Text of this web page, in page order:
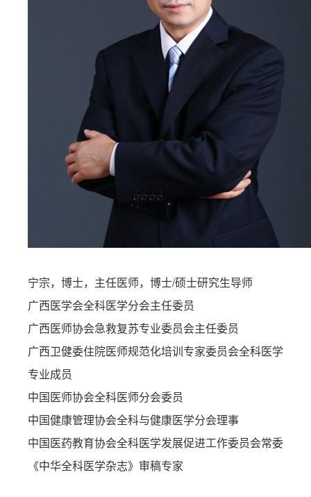
宁宗，博士，主任医师，博士/硕士研究生导师
广西医学会全科医学分会主任委员
广西医师协会急救复苏专业委员会主任委员
广西卫健委住院医师规范化培训专家委员会全科医学
专业成员
中国医师协会全科医师分会委员
中国健康管理协会全科与健康医学分会理事
中国医药教育协会全科医学发展促进工作委员会常委
《中华全科医学杂志》审稿专家